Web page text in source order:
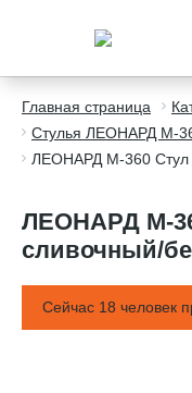
Главная страница
Стулья ЛЕОНАРД М-
ЛЕОНАРД М-360 Стул
ЛЕОНАРД М-
сливочный/
Сейчас 18 человек